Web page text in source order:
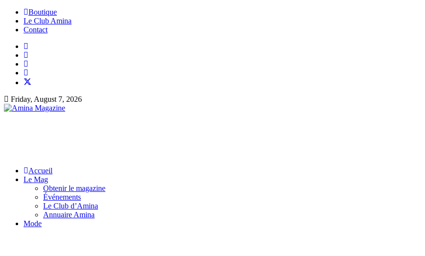
Boutique
Le Club Amina
Contact
Friday, August 7, 2026
Accueil
Le Mag
Obtenir le magazine
Événements
Le Club d’Amina
Annuaire Amina
Mode